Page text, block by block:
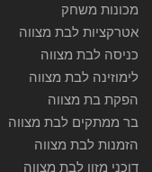
מכונות משחק
אטרקציות לבת מצווה
כניסה לבת מצווה
לימוזינה לבת מצווה
הפקת בת מצווה
בר ממתקים לבת מצווה
הזמנות לבת מצווה
דוכני מזון לבת מצווה